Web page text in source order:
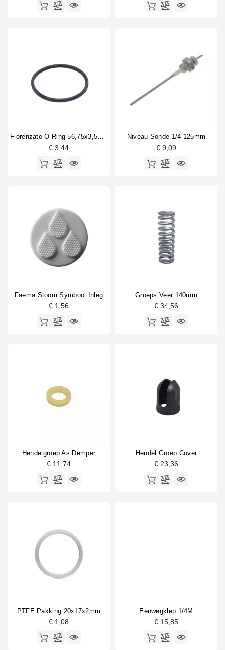
€ 3,44
Niveau Sonde 1/4 125mm
€ 9,09
Faema Stoom Symbool Inleg
€ 1,56
Groeps Veer 140mm
€ 34,56
Hendelgroep As Demper
€ 11,74
Hendel Groep Cover
€ 23,36
PTFE Pakking 20x17x2mm
€ 1,08
Eenwegklep 1/4M
€ 15,85